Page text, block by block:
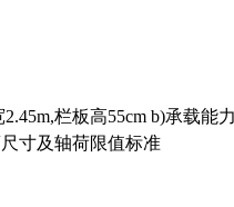
栏板高55cm b)承载能
寸及轴荷限值标准